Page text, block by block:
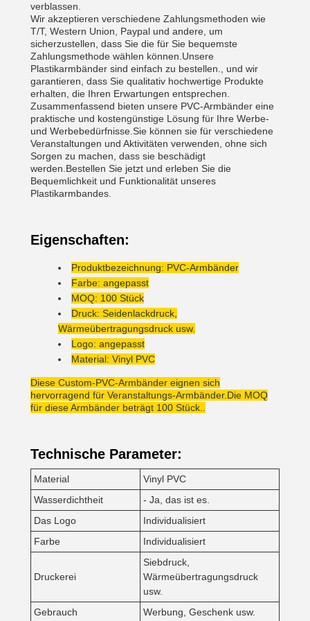
verblassen.
Wir akzeptieren verschiedene Zahlungsmethoden wie
T/T, Western Union, Paypal und andere, um
sicherzustellen, dass Sie die für Sie bequemste
Zahlungsmethode wählen können.Unsere
Plastikarmbänder sind einfach zu bestellen., und wir
garantieren, dass Sie qualitativ hochwertige Produkte
erhalten, die Ihren Erwartungen entsprechen.
Zusammenfassend bieten unsere PVC-Armbänder eine
praktische und kostengünstige Lösung für Ihre Werbe-
und Werbebedürfnisse.Sie können sie für verschiedene
Veranstaltungen und Aktivitäten verwenden, ohne sich
Sorgen zu machen, dass sie beschädigt
werden.Bestellen Sie jetzt und erleben Sie die
Bequemlichkeit und Funktionalität unseres
Plastikarmbandes.
Eigenschaften:
Produktbezeichnung: PVC-Armbänder
Farbe: angepasst
MOQ: 100 Stück
Druck: Seidenlackdruck,
Wärmeübertragungsdruck usw.
Logo: angepasst
Material: Vinyl PVC
Diese Custom-PVC-Armbänder eignen sich
hervorragend für Veranstaltungs-Armbänder.Die MOQ
für diese Armbänder beträgt 100 Stück..
Technische Parameter:
Material
Vinyl PVC
Wasserdichtheit
- Ja, das ist es.
Das Logo
Individualisiert
Farbe
Individualisiert
Druckerei
Siebdruck,
Wärmeübertragungsdruck
usw.
Gebrauch
Werbung, Geschenk usw.